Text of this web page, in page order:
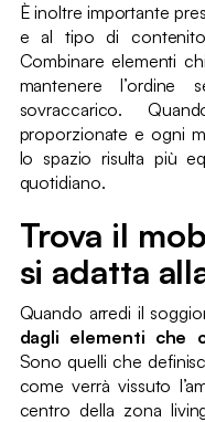
È inoltre importante
e al tipo di
Combinare elementi
mantenere l’ordine
sovraccarico.
proporzionate e ogni
lo spazio risulta più
quotidiano.
Trova il
si adatta
Quando arredi il
dagli elementi che
Sono quelli che
come verrà vissuto
centro della zona